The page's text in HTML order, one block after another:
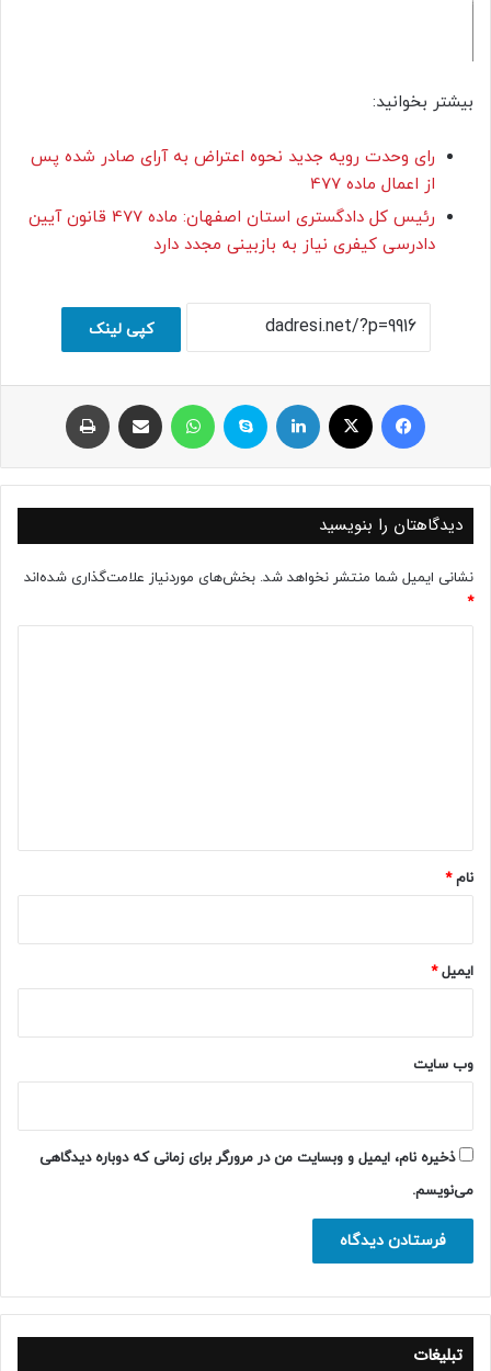
بیشتر بخوانید:
رای وحدت رویه جدید نحوه اعتراض به آرای صادر شده پس
از اعمال ماده 477
رئیس کل دادگستری استان اصفهان: ماده 477 قانون آیین
دادرسی کیفری نیاز به بازبینی مجدد دارد
کپی لینک
فیسبوک ایکس لینکداین اسکایپ واتس آپ اشتراک با ایمیل
دیدگاهتان را بنویسید
نشانی ایمیل شما منتشر نخواهد شد. بخش‌های موردنیاز علامت‌گذاری شده‌اند
*
نام*
ایمیل*
وب‌ سایت
ذخیره نام، ایمیل و وبسایت من در مرورگر برای زمانی که دوباره دیدگاهی
می‌نویسم.
تبلیغات